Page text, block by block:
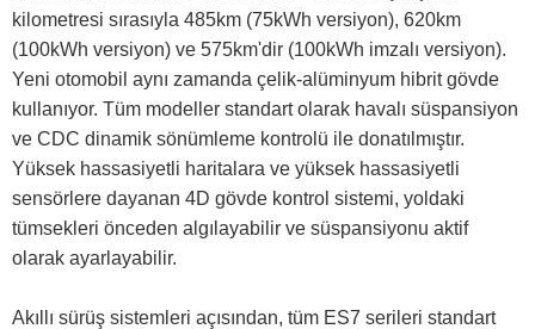
kilometresi sırasıyla 485km (75kWh versiyon), 620km
(100kWh versiyon) ve 575km'dir (100kWh imzalı versiyon).
Yeni otomobil aynı zamanda çelik-alüminyum hibrit gövde
kullanıyor. Tüm modeller standart olarak havalı süspansiyon
ve CDC dinamik sönümleme kontrolü ile donatılmıştır.
Yüksek hassasiyetli haritalara ve yüksek hassasiyetli
sensörlere dayanan 4D gövde kontrol sistemi, yoldaki
tümsekleri önceden algılayabilir ve süspansiyonu aktif
olarak ayarlayabilir.
Akıllı sürüş sistemleri açısından, tüm ES7 serileri standart